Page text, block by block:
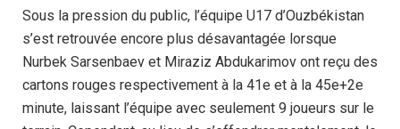
Sous la pression du public, l’équipe U17 d’Ouzbékistan
s’est retrouvée encore plus désavantagée lorsque
Nurbek Sarsenbaev et Miraziz Abdukarimov ont reçu des
cartons rouges respectivement à la 41e et à la 45e+2e
minute, laissant l’équipe avec seulement 9 joueurs sur le